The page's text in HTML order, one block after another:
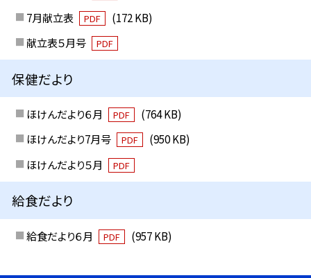
7月献立表
PDF
(172 KB)
献立表５月号
PDF
保健だより
ほけんだより６月 PDF
(764 KB)
ほけんだより7月号
PDF
(950 KB)
ほけんだより５月
PDF
給食だより
給食だより６月 PDF (957 KB)